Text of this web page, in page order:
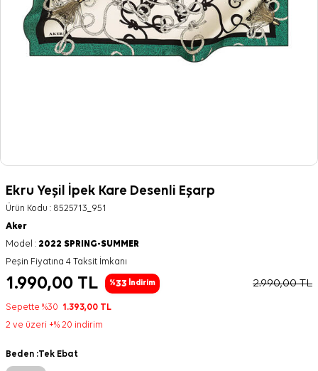
Ekru Yeşil İpek Kare Desenli Eşarp
Ürün Kodu : 8525713_951
Aker
Model : 2022 SPRING-SUMMER
Peşin Fiyatına 4 Taksit İmkanı
1.990,00 TL %33 İndirim 2.990,00TL
Sepette %30 1.393,00 TL
2 ve üzeri +% 20 indirim
Beden :Tek Ebat